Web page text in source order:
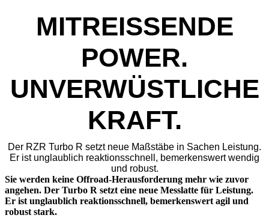
MITREISSENDE
POWER.
UNVERWÜSTLICHE
KRAFT.
Der RZR Turbo R setzt neue Maßstäbe in Sachen Leistung.
Er ist unglaublich reaktionsschnell, bemerkenswert wendig
und robust.
Sie werden keine Offroad-Herausforderung mehr wie zuvor
angehen. Der Turbo R setzt eine neue Messlatte für Leistung.
Er ist unglaublich reaktionsschnell, bemerkenswert agil und
robust stark.